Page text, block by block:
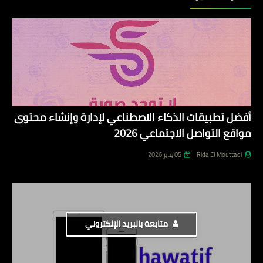
أفضل تطبيقات الذكاء الاصطناعي لإدارة وإنشاء محتوى
مواقع التواصل الاجتماعي 2026
Rida El Mouttaqi 05 يناير 2026
متابعة بالبريد الإلكتروني